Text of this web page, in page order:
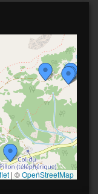
| ©OpenStreetMap